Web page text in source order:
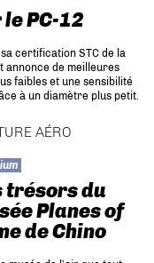
PC-12
certification STC de la
annonce de meilleures
faibles et une sensibilité
à un diamètre plus petit.
AÉRO
trésors du
Planes of
de Chino